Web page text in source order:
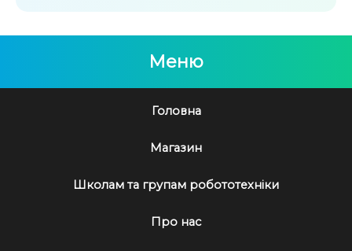
Меню
Головна
Магазин
Школам та групам робототехніки
Про нас